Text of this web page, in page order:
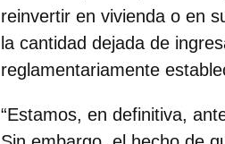
reinvertir en vivienda o en
la cantidad dejada de
reglamentariamente
“Estamos, en definitiva,